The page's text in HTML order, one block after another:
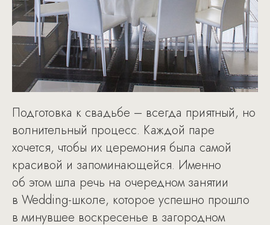
Подготовка к свадьбе – всегда приятный, но
волнительный процесс. Каждой паре
хочется, чтобы их церемония была самой
красивой и запоминающейся. Именно
об этом шла речь на очередном занятии
в Wedding-школе, которое успешно прошло
в минувшее воскресенье в загородном